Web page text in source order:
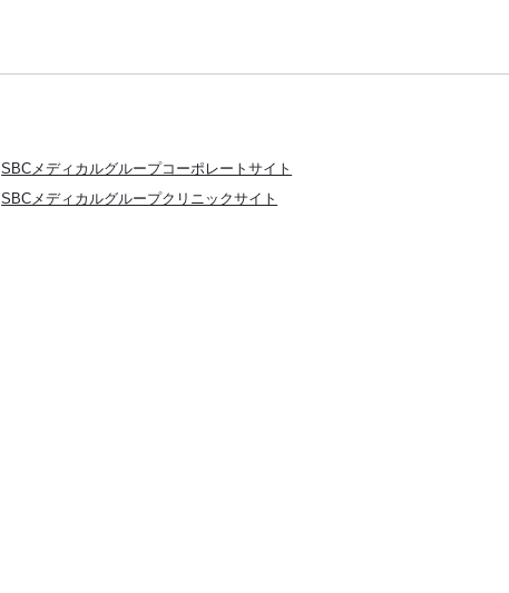
SBCメディカルグループコーポレートサイト
SBCメディカルグループクリニックサイト